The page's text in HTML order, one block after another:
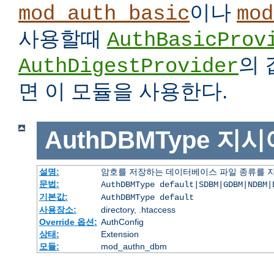
mod_auth_basic이나
사용할때
AuthDigestProvider의
면 이 모듈을 사용한다.
AuthDBMType 지시
설명:
암호를 저장하는 데이터베이스 파일 종류를
문법:
AuthDBMType
기본값:
AuthDBMType default
사용장소:
directory, .htaccess
Override 옵션: AuthConfig
상태:
Extension
모듈:
mod_authn_dbm